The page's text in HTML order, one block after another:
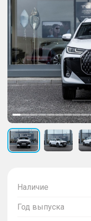
Наличие
Год выпуска